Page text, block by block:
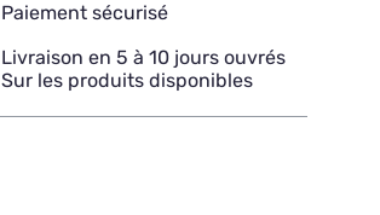
Paiement sécurisé
Livraison en 5 à 10 jours ouvrés
Sur les produits disponibles